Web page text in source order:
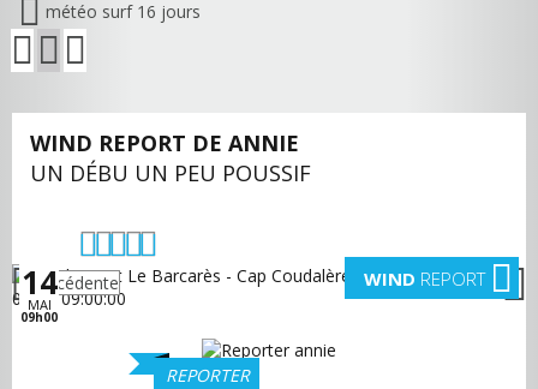
météo surf 16 jours
WIND REPORT DE ANNIE
UN DÉBU UN PEU POUSSIF
14
MAI
09h00
WIND REPORT
précédente suivante
REPORTER